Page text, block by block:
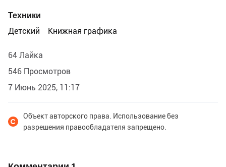
Техники
Детский
Книжная графика
64 Лайка
546 Просмотров
7 Июнь 2025, 11:17
Объект авторского права. Использование без
разрешения правообладателя запрещено.